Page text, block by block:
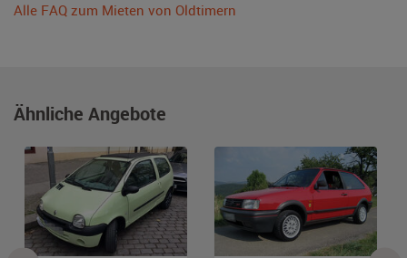
Alle FAQ zum Mieten von Oldtimern
Ähnliche Angebote